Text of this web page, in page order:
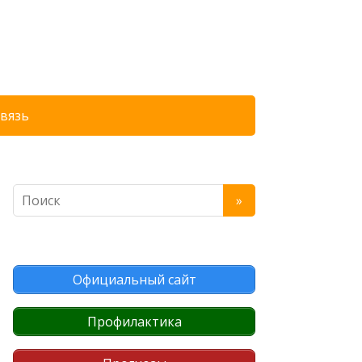
Официальный сайт
Профилактика